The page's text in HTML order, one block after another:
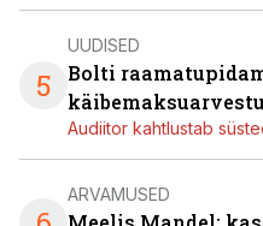
5
UUDISED
Bolti
Audiitor kahtlustab
ARVAMUSED